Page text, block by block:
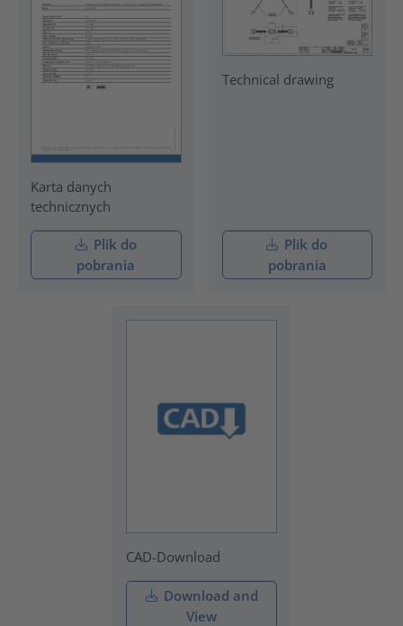
Karta danych
technicznych
Plik do
pobrania
Technical drawing
Plik do
pobrania
CAD-Download
Download and
View